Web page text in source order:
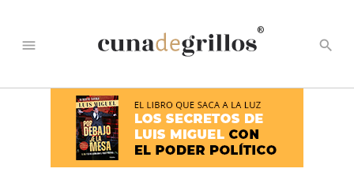
menu
®
search